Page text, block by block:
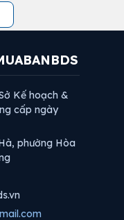
Kế hoạch &
cấp ngày
phường Hòa